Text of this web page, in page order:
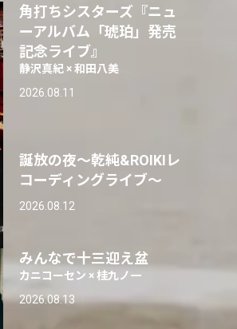
角打ちシスターズ『ニュ
ーアルバム「琥珀」発売
記念ライブ』
静沢真紀 × 和田八美
2026.08.11
誕放の夜〜乾純&ROIKIレ
コーディングライブ〜
2026.08.12
みんなで十三迎え盆
カニコーセン × 桂九ノ一
2026.08.13